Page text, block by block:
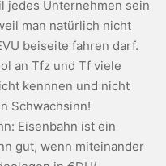
jedes Unternehmen sein
man natürlich nicht
beiseite fahren darf.
an Tfz und Tf viele
kennnen und nicht
Schwachsinn!
Eisenbahn ist ein
gut, wenn miteinander